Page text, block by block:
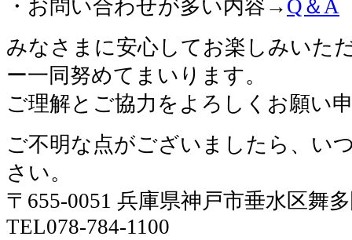
・お問い合わせが多い内容→ Q＆A
みなさまに安心してお楽しみいた
ー一同努めてまいります。
ご理解とご協力をよろしくお願い
ご不明な点がございましたら、い
さい。
〒655-0051 兵庫県神戸市垂水区舞
TEL078-784-1100